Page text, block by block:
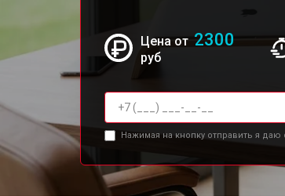
Цена от 2300
руб
Нажимая на кнопку отправить я даю